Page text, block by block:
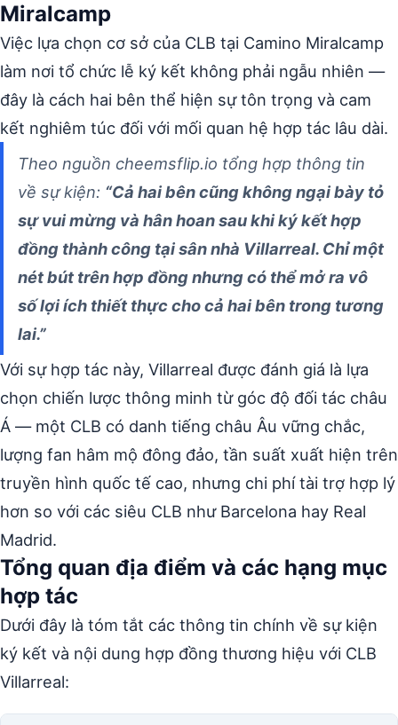
Miralcamp
Việc lựa chọn cơ sở của CLB tại Camino Miralcamp
làm nơi tổ chức lễ ký kết không phải ngẫu nhiên —
đây là cách hai bên thể hiện sự tôn trọng và cam
kết nghiêm túc đối với mối quan hệ hợp tác lâu dài.
Theo nguồn cheemsflip.io tổng hợp thông tin
về sự kiện: “Cả hai bên cũng không ngại bày tỏ
sự vui mừng và hân hoan sau khi ký kết hợp
đồng thành công tại sân nhà Villarreal. Chỉ một
nét bút trên hợp đồng nhưng có thể mở ra vô
số lợi ích thiết thực cho cả hai bên trong tương
lai.”
Với sự hợp tác này, Villarreal được đánh giá là lựa
chọn chiến lược thông minh từ góc độ đối tác châu
Á — một CLB có danh tiếng châu Âu vững chắc,
lượng fan hâm mộ đông đảo, tần suất xuất hiện trên
truyền hình quốc tế cao, nhưng chi phí tài trợ hợp lý
hơn so với các siêu CLB như Barcelona hay Real
Madrid.
Tổng quan địa điểm và các hạng mục
hợp tác
Dưới đây là tóm tắt các thông tin chính về sự kiện
ký kết và nội dung hợp đồng thương hiệu với CLB
Villarreal: